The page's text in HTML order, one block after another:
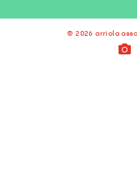
© 2026 arriola